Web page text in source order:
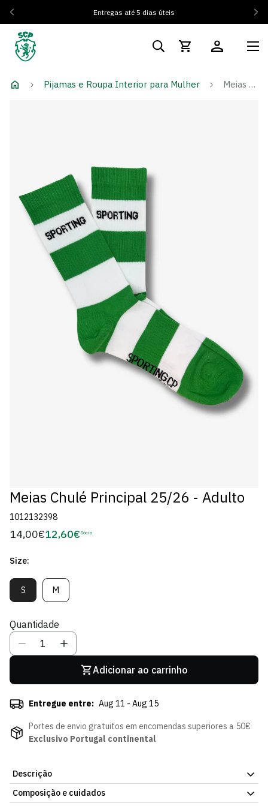
Entregas até 5 dias úteis
Pijamas e Roupa Interior para Mulher Meias Chulé Principal 25/26 - Adulto
Meias Chulé Principal 25/26 - Adulto
1012132398
Preço
14,00€ Preço
12,60€ Sócio
Size:
SVariante
Esgotada
Indisponível
MVariante
Esgotada
Indisponível
Quantidade
Adicionar ao carrinho
Entregue entre: Aug 11 - Aug 15
Portes de envio gratuitos em encomendas superiores a 50€
Exclusivo Portugal continental
Descrição
As Meias Chulé Principal do Sporting CP são a escolha perfeita
Composição e cuidados